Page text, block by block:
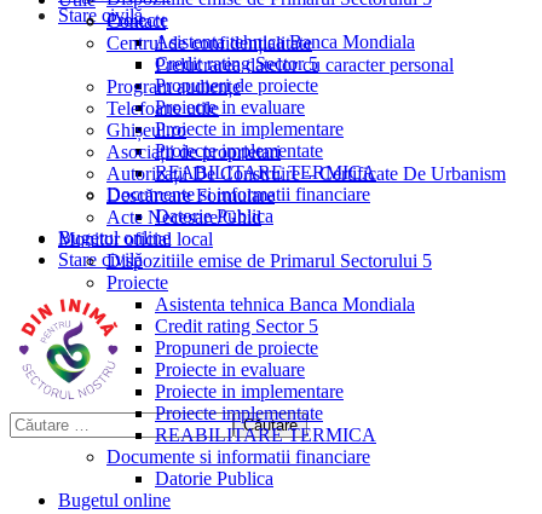
Stare civilă
Proiecte
Asistenta tehnica Banca Mondiala
Credit rating Sector 5
Propuneri de proiecte
Proiecte in evaluare
Proiecte in implementare
Proiecte implementate
REABILITARE TERMICA
Documente si informatii financiare
Datorie Publica
Bugetul online
Stare civilă
Contact
Centrul de confidențialitate
Prelucrarea datelor cu caracter personal
Program audiențe
Telefoane utile
Ghișeul.ro
Asociații de proprietari
Autorizații De Construire – Certificate De Urbanism
Descărcare Formulare
Acte Necesare/Ghid
Monitor oficial local
Dispozitiile emise de Primarul Sectorului 5
Proiecte
Asistenta tehnica Banca Mondiala
Credit rating Sector 5
Propuneri de proiecte
Proiecte in evaluare
Proiecte in implementare
Proiecte implementate
REABILITARE TERMICA
Documente si informatii financiare
Datorie Publica
Bugetul online